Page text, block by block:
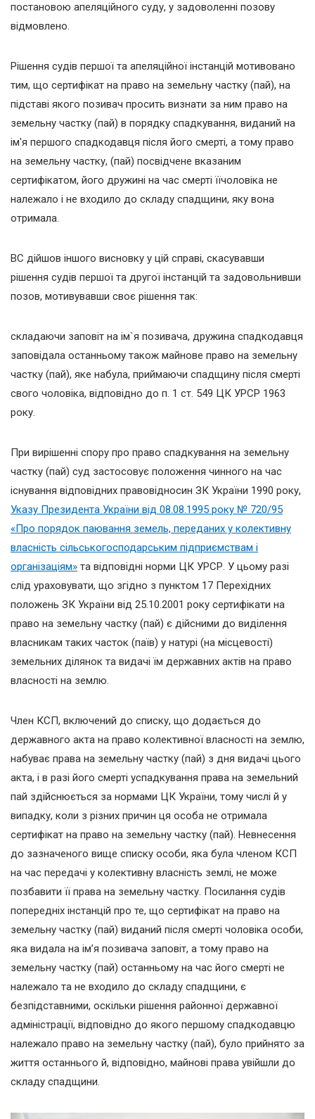
постановою апеляційного суду, у задоволенні позову
відмовлено.
Рішення судів першої та апеляційної інстанцій мотивовано
тим, що сертифікат на право на земельну частку (пай), на
підставі якого позивач просить визнати за ним право на
земельну частку (пай) в порядку спадкування, виданий на
ім'я першого спадкодавця після його смерті, а тому право
на земельну частку, (пай) посвідчене вказаним
сертифікатом, його дружині на час смерті їїчоловіка не
належало і не входило до складу спадщини, яку вона
отримала.
ВС дійшов іншого висновку у цій справі, скасувавши
рішення судів першої та другої інстанцій та задовольнивши
позов, мотивувавши своє рішення так:
складаючи заповіт на ім`я позивача, дружина спадкодавця
заповідала останньому також майнове право на земельну
частку (пай), яке набула, приймаючи спадщину після смерті
свого чоловіка, відповідно до п. 1 ст. 549 ЦК УРСР 1963
року.
При вирішенні спору про право спадкування на земельну
частку (пай) суд застосовує положення чинного на час
існування відповідних правовідносин ЗК України 1990 року,
Указу Президента України від 08.08.1995 року № 720/95
«Про порядок паювання земель, переданих у колективну
власність сільськогосподарським підприємствам і
організаціям» та відповідні норми ЦК УРСР. У цьому разі
слід ураховувати, що згідно з пунктом 17 Перехідних
положень ЗК України від 25.10.2001 року сертифікати на
право на земельну частку (пай) є дійсними до виділення
власникам таких часток (паїв) у натурі (на місцевості)
земельних ділянок та видачі їм державних актів на право
власності на землю.
Член КСП, включений до списку, що додається до
державного акта на право колективної власності на землю,
набуває права на земельну частку (пай) з дня видачі цього
акта, і в разі його смерті успадкування права на земельний
пай здійснюється за нормами ЦК України, тому числі й у
випадку, коли з різних причин ця особа не отримала
сертифікат на право на земельну частку (пай). Невнесення
до зазначеного вище списку особи, яка була членом КСП
на час передачі у колективну власність землі, не може
позбавити її права на земельну частку. Посилання судів
попередніх інстанцій про те, що сертифікат на право на
земельну частку (пай) виданий після смерті чоловіка особи,
яка видала на ім’я позивача заповіт, а тому право на
земельну частку (пай) останньому на час його смерті не
належало та не входило до складу спадщини, є
безпідставними, оскільки рішення районної державної
адміністрації, відповідно до якого першому спадкодавцю
належало право на земельну частку (пай), було прийнято за
життя останнього й, відповідно, майнові права увійшли до
складу спадщини.